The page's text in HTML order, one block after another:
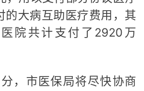
的大病互助医疗费用，其
院共计支付了2920万
，市医保局将尽快协商